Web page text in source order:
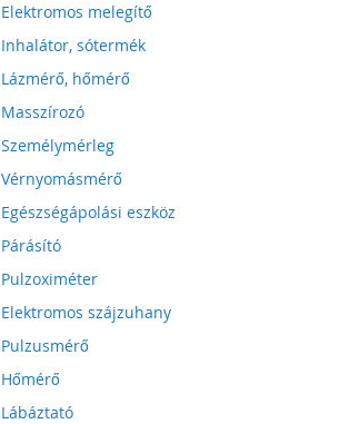
Elektromos melegítő
Inhalátor, sótermék
Lázmérő, hőmérő
Masszírozó
Személymérleg
Vérnyomásmérő
Egészségápolási eszköz
Párásító
Pulzoximéter
Elektromos szájzuhany
Pulzusmérő
Hőmérő
Lábáztató